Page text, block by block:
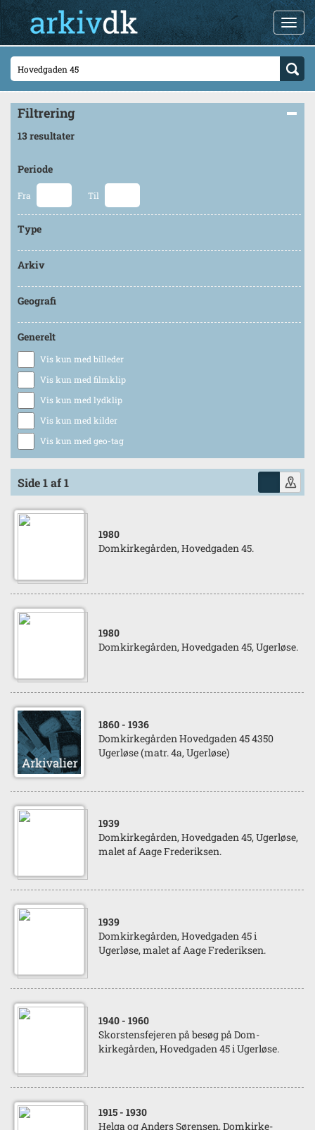
Filtrering
13 resultater
Periode
Fra Til
Type
Arkiv
Geografi
Generelt
Vis kun med billeder
Vis kun med filmklip
Vis kun med lydklip
Vis kun med kilder
Vis kun med geo-tag
Side 1 af 1
1980
Domkirkegården, Hovedgaden 45.
1980
Domkirkegården, Hovedgaden 45, Ugerløse.
1860 - 1936
Domkirkegården Hovedgaden 45 4350
Ugerløse (matr. 4a, Ugerløse)
1939
Domkirkegården, Hovedgaden 45, Ugerløse,
malet af Aage Frederiksen.
1939
Domkirkegården, Hovedgaden 45 i
Ugerløse, malet af Aage Frederiksen.
1940 - 1960
Skorstensfejeren på besøg på Dom-
kirkegården, Hovedgaden 45 i Ugerløse.
1915 - 1930
Helga og Anders Sørensen, Domkirke-